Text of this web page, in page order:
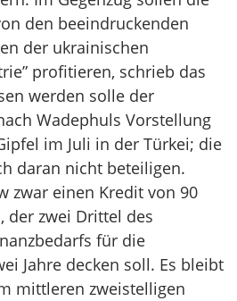
den beeindruckenden
der ukrainischen
profitieren, schrieb das
werden solle der
Wadephuls Vorstellung
im Juli in der Türkei; die
daran nicht beteiligen.
zwar einen Kredit von 90
der zwei Drittel des
für die
Jahre decken soll. Es bleibt
mittleren zweistelligen